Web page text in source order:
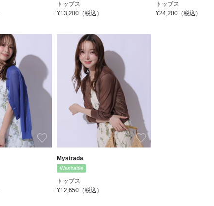
トップス
¥13,200（税込）
トップス
¥24,200 （税込）
お気に入り お気に入り
Mystrada
Washable
トップス
¥12,650（税込）